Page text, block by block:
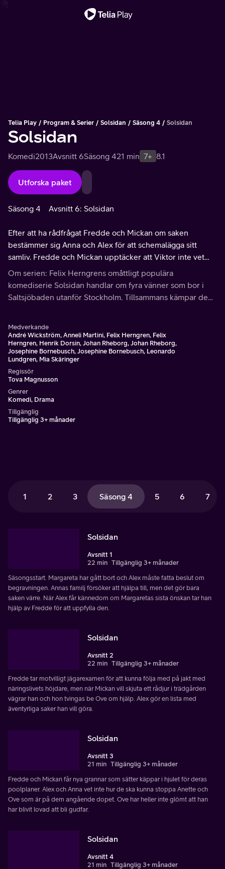
Telia Play Program & Serier Solsidan Säsong 4 Solsidan
Solsidan
Komedi2013Avsnitt 6Säsong 421 min 7+ 8.1
Utforska paket
Säsong 4 Avsnitt 6: Solsidan
Efter att ha rådfrågat Fredde och Mickan om saken
bestämmer sig Anna och Alex för att schemalägga sitt
samliv. Fredde och Mickan upptäcker att Viktor inte vet
vad en lägenhet är och Fredde beslutar sig för att göra
något åt saken.
Om serien: Felix Herngrens omåttligt populära
komediserie Solsidan handlar om fyra vänner som bor i
Saltsjöbaden utanför Stockholm. Tillsammans kämpar de
Medverkande
André Wickström, Anneli Martini, Felix Herngren, Felix
Herngren, Henrik Dorsin, Johan Rheborg, Johan Rheborg,
Josephine Bornebusch, Josephine Bornebusch, Leonardo
Lundgren, Mia Skäringer
Regissör
Tova Magnusson
Genrer
Komedi, Drama
Tillgänglig
Tillgänglig 3+ månader
1 2 3 Säsong 4 5 6 7
Solsidan
Avsnitt 1
22 min Tillgänglig 3+ månader
Säsongsstart. Margareta har gått bort och Alex måste fatta beslut om
begravningen. Annas familj försöker att hjälpa till, men det gör bara
saken värre. När Alex får kännedom om Margaretas sista önskan tar han
hjälp av Fredde för att uppfylla den.
Solsidan
Avsnitt 2
22 min Tillgänglig 3+ månader
Fredde tar motvilligt jägarexamen för att kunna följa med på jakt med
näringslivets höjdare, men när Mickan vill skjuta ett rådjur i trädgården
vägrar han och hon tvingas be Ove om hjälp. Alex gör en lista med
äventyrliga saker han vill göra.
Solsidan
Avsnitt 3
21 min Tillgänglig 3+ månader
Fredde och Mickan får nya grannar som sätter käppar i hjulet för deras
poolplaner. Alex och Anna vet inte hur de ska kunna stoppa Anette och
Ove som är på dem angående dopet. Ove har heller inte glömt att han
har blivit lovad att bli gudfar.
Solsidan
Avsnitt 4
21 min Tillgänglig 3+ månader